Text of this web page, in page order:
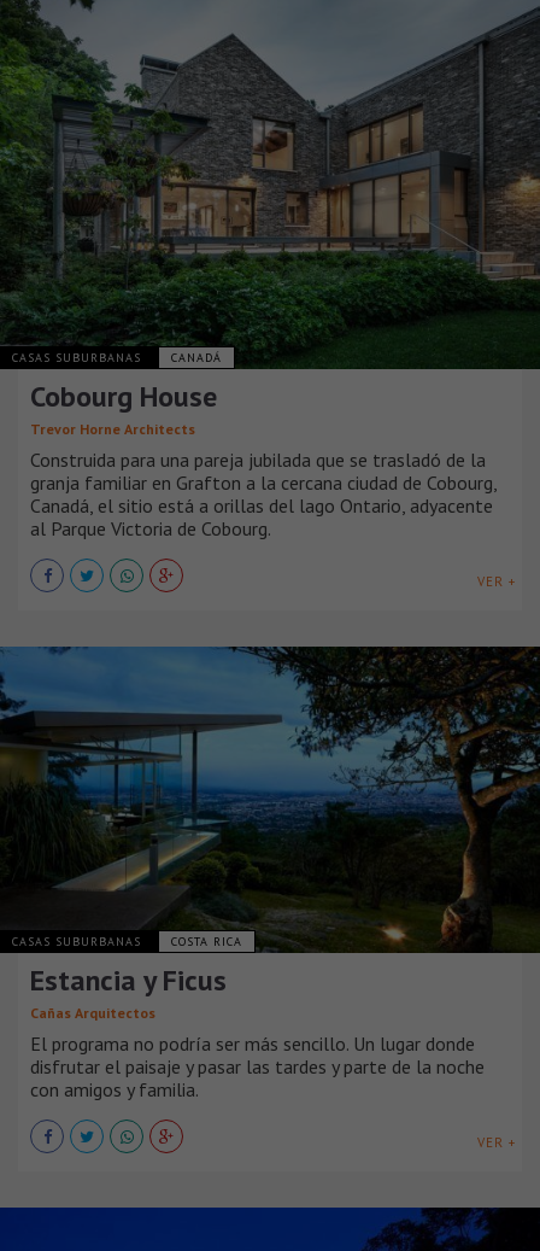
CASAS SUBURBANAS CANADÁ
Cobourg House
Trevor Horne Architects
Construida para una pareja jubilada que se trasladó de la
granja familiar en Grafton a la cercana ciudad de Cobourg,
Canadá, el sitio está a orillas del lago Ontario, adyacente
al Parque Victoria de Cobourg.
VER +
CASAS SUBURBANAS COSTA RICA
Estancia y Ficus
Cañas Arquitectos
El programa no podría ser más sencillo. Un lugar donde
disfrutar el paisaje y pasar las tardes y parte de la noche
con amigos y familia.
VER +